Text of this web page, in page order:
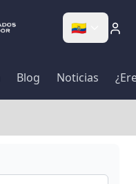
🇪🇨
Blog Noticias